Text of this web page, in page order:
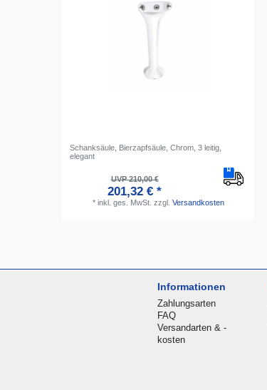
Schanksäule, Bierzapfsäule, Chrom, 3 leitig,
elegant
UVP 210,00 €
201,32 € *
* inkl. ges. MwSt. zzgl. Versandkosten
Informationen
Zahlungsarten
FAQ
Versandarten & -
kosten